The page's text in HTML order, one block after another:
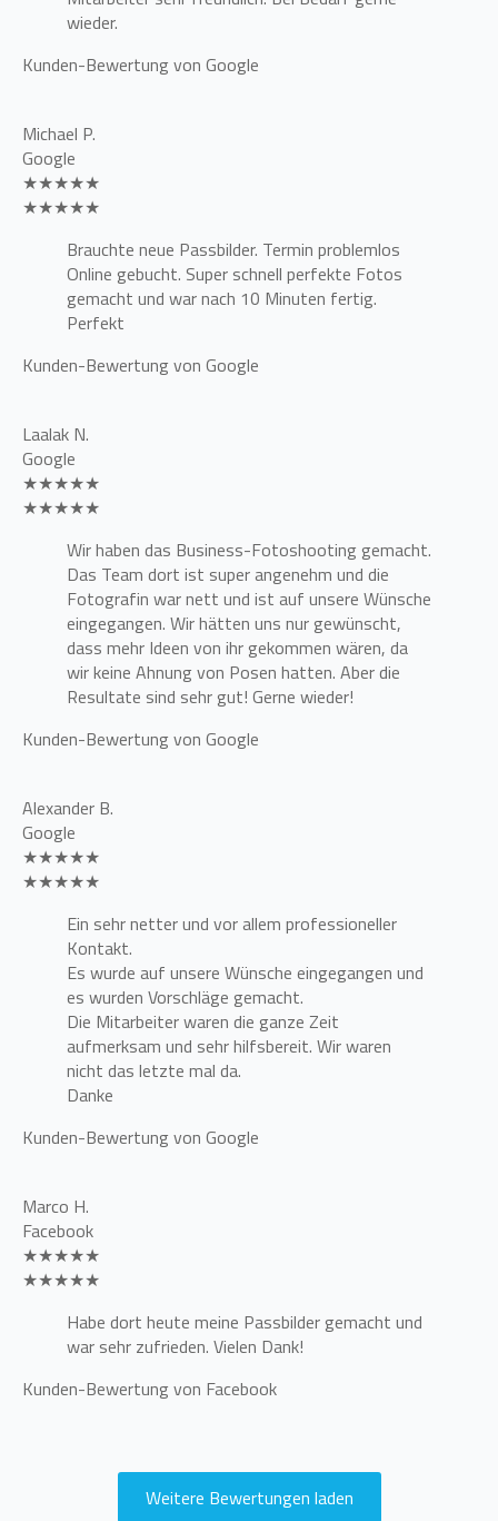
wieder.
Kunden-Bewertung von Google
Michael P.
Google
★★★★★
★★★★★
Brauchte neue Passbilder. Termin problemlos
Online gebucht. Super schnell perfekte Fotos
gemacht und war nach 10 Minuten fertig.
Perfekt
Kunden-Bewertung von Google
Laalak N.
Google
★★★★★
★★★★★
Wir haben das Business-Fotoshooting gemacht.
Das Team dort ist super angenehm und die
Fotografin war nett und ist auf unsere Wünsche
eingegangen. Wir hätten uns nur gewünscht,
dass mehr Ideen von ihr gekommen wären, da
wir keine Ahnung von Posen hatten. Aber die
Resultate sind sehr gut! Gerne wieder!
Kunden-Bewertung von Google
Alexander B.
Google
★★★★★
★★★★★
Ein sehr netter und vor allem professioneller
Kontakt.
Es wurde auf unsere Wünsche eingegangen und
es wurden Vorschläge gemacht.
Die Mitarbeiter waren die ganze Zeit
aufmerksam und sehr hilfsbereit. Wir waren
nicht das letzte mal da.
Danke
Kunden-Bewertung von Google
Marco H.
Facebook
★★★★★
★★★★★
Habe dort heute meine Passbilder gemacht und
war sehr zufrieden. Vielen Dank!
Kunden-Bewertung von Facebook
Weitere Bewertungen laden